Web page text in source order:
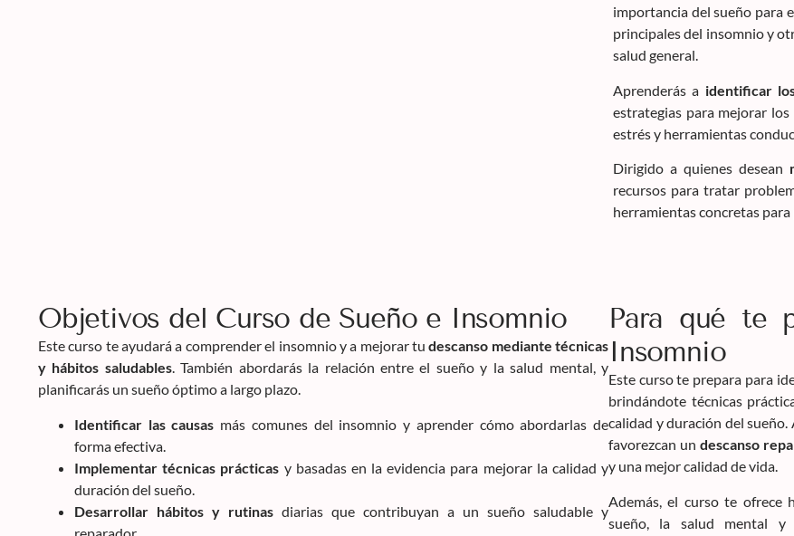
importancia del sueño para
principales del insomnio y
salud general.
Aprenderás a identificar
estrategias para mejorar
estrés y herramientas
Dirigido a quienes desean
recursos para tratar
herramientas concretas
Objetivos del Curso de Sueño e Insomnio
Este curso te ayudará a comprender el insomnio y a mejorar tudescanso mediante técnicas
y hábitos saludables. También abordarás la relación entre el sueño y la salud mental, y
planificarás un sueño óptimo a largo plazo.
Identificar las causas más comunes del insomnio y aprender cómo abordarlas de
forma efectiva.
Implementar técnicas prácticas y basadas en la evidencia para mejorar la calidad y
duración del sueño.
Desarrollar hábitos y rutinas diarias que contribuyan a un sueño saludable y
reparador.
Para qué te
Insomnio
Este curso te prepara para
brindándote técnicas
calidad y duración del
favorezcan un descanso
y una mejor calidad de vida.
Además, el curso te ofrece
sueño, la salud mental y